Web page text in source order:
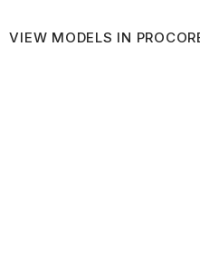
VIEW MODELS IN